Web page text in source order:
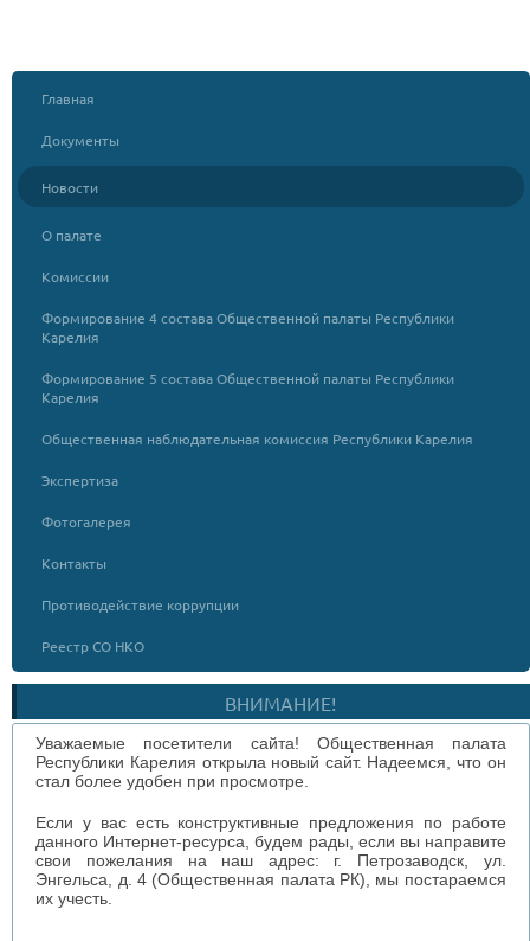
Главная
Документы
Новости
О палате
Комиссии
Формирование 4 состава Общественной палаты Республики
Карелия
Формирование 5 состава Общественной палаты Республики
Карелия
Общественная наблюдательная комиссия Республики Карелия
Экспертиза
Фотогалерея
Контакты
Противодействие коррупции
Реестр СО НКО
ВНИМАНИЕ!
Уважаемые посетители сайта! Общественная палата
Республики Карелия открыла новый сайт. Надеемся, что он
стал более удобен при просмотре.
Если у вас есть конструктивные предложения по работе
данного Интернет-ресурса, будем рады, если вы направите
свои пожелания на наш адрес: г. Петрозаводск, ул.
Энгельса, д. 4 (Общественная палата РК), мы постараемся
их учесть.